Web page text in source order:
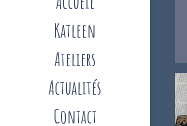
Katleen
Ateliers
Actualités
Contact